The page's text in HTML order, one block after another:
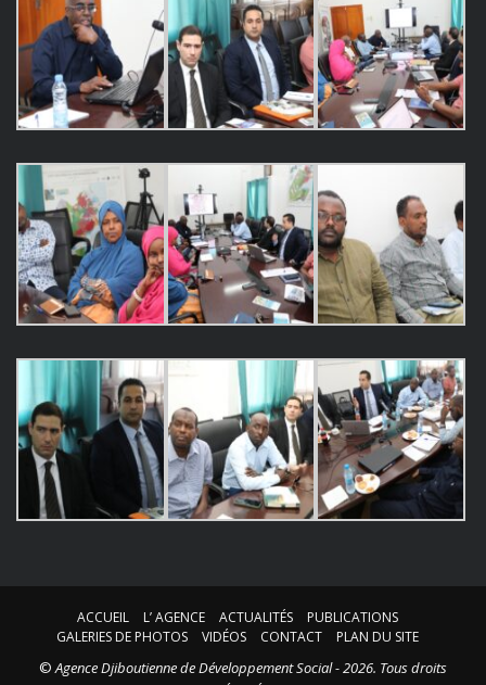
ACCUEIL L’ AGENCE ACTUALITÉS
PUBLICATIONS
GALERIES DE PHOTOS
VIDÉOS CONTACT PLAN DU SITE
©Agence Djiboutienne de Développement Social - 2026. Tous droits